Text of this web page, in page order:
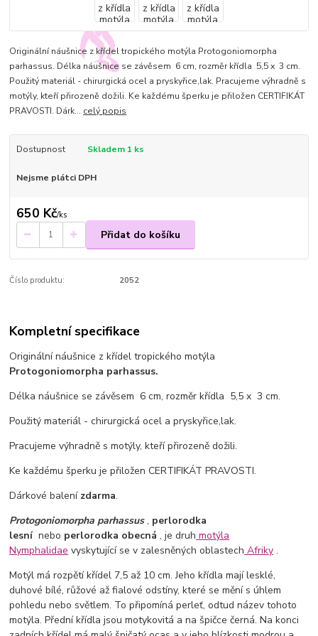
Originální náušnice z křídel tropického motýla Protogoniomorpha
parhassus. Délka náušnice se závěsem 6 cm, rozměr křídla 5,5 x 3 cm.
Použitý materiál - chirurgická ocel a pryskyřice,lak. Pracujeme výhradně s
motýly, kteří přirozeně dožili. Ke každému šperku je přiložen CERTIFIKÁT
PRAVOSTI. Dárk... celý popis
Dostupnost Skladem 1 ks
Nejsme plátci DPH
650 Kč/ks
Přidat do košíku
Číslo produktu: 2052
Kompletní specifikace
Originální náušnice z křídel tropického motýla
Protogoniomorpha parhassus.
Délka náušnice se závěsem 6 cm, rozměr křídla 5,5 x 3 cm.
Použitý materiál - chirurgická ocel a pryskyřice,lak.
Pracujeme výhradně s motýly, kteří přirozeně dožili.
Ke každému šperku je přiložen CERTIFIKÁT PRAVOSTI.
Dárkové balení zdarma.
Protogoniomorpha parhassus, perlorodka
lesní nebo perlorodka obecná , je druh motýla
Nymphalidae vyskytující se v zalesněných oblastech Afriky .
Motýl má rozpětí křídel 7,5 až 10 cm. Jeho křídla mají lesklé,
duhové bílé, růžové až fialové odstíny, které se mění s úhlem
pohledu nebo světlem. To připomíná perleť, odtud název tohoto
motýla. Přední křídla jsou motykovitá a na špičce černá. Na konci